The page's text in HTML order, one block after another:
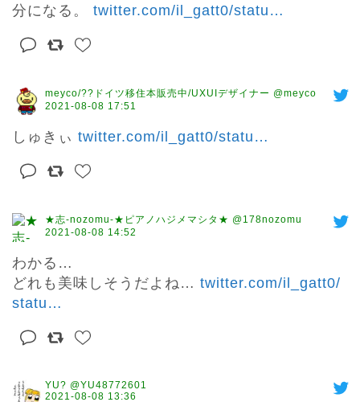
分になる。 twitter.com/il_gatt0/statu …
meyco/??ドイツ移住本販売中/UXUIデザイナー @meyco
2021-08-08 17:51
しゅきぃ twitter.com/il_gatt0/statu …
★志-nozomu-★ピアノハジメマシタ★ @178nozomu
2021-08-08 14:52
わかる…
どれも美味しそうだよね… twitter.com/il_gatt0/
statu …
YU? @YU48772601
2021-08-08 13:36